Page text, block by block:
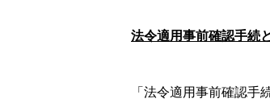
法令適用事前確認手続
「法令適用事前確認